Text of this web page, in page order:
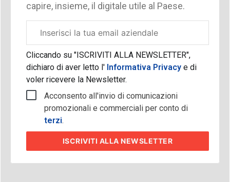
capire, insieme, il digitale utile al Paese.
aziendale
Cliccando su "ISCRIVITI ALLA NEWSLETTER",
dichiaro di aver letto l'Informativa Privacy e di
voler ricevere la Newsletter.
Acconsento all'invio di comunicazioni
promozionali e commerciali per conto di
terzi.
ISCRIVITI ALLA NEWSLETTER